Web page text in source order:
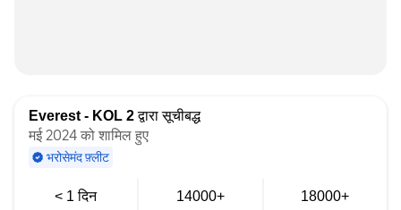
Everest - KOL 2द्वारा सूचीबद्ध
मई 2024 को शामिल हुए
भरोसेमंद फ़्लीट
< 1 दिन 14000+ 18000+